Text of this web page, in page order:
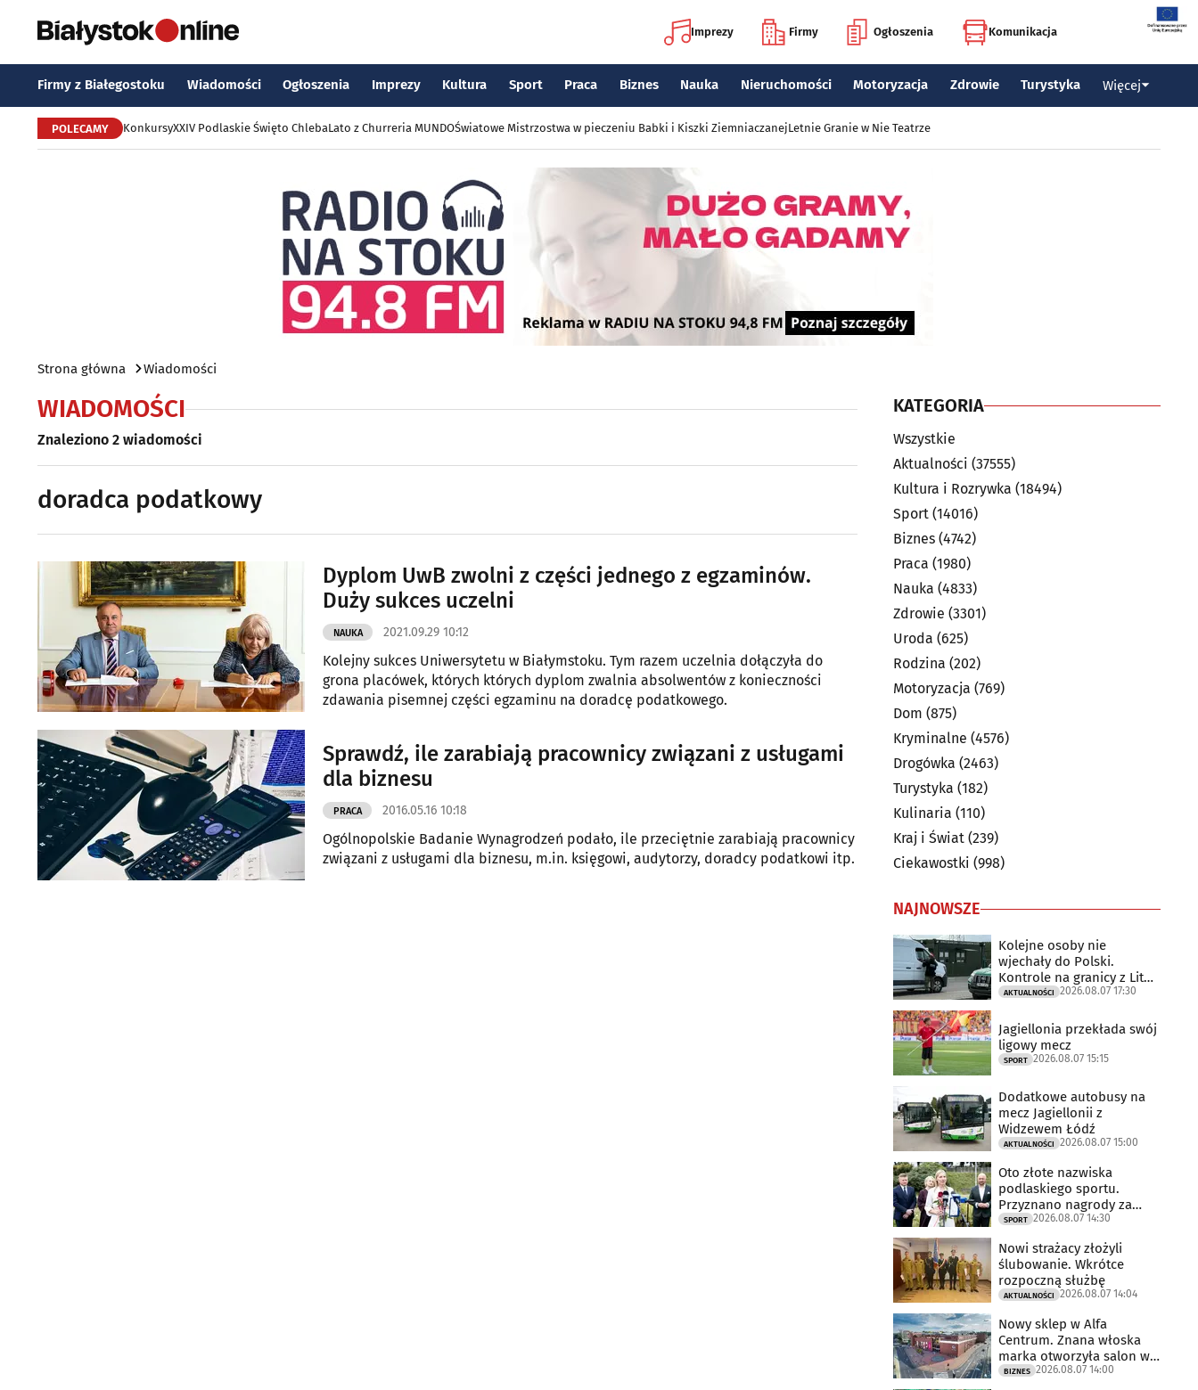
Imprezy Firmy Ogłoszenia Komunikacja
Firmy z Białegostoku Wiadomości Ogłoszenia Imprezy Kultura Sport Praca Biznes Nauka Nieruchomości Motoryzacja Zdrowie Turystyka Więcej
POLECAMY KonkursyXXIV Podlaskie Święto ChlebaLato z Churreria MUNDOŚwiatowe Mistrzostwa w pieczeniu Babki i Kiszki ZiemniaczanejLetnie Granie w Nie Teatrze
Strona główna Wiadomości
WIADOMOŚCI
Znaleziono 2 wiadomości
doradca podatkowy
Dyplom UwB zwolni z części jednego z egzaminów.
Duży sukces uczelni
NAUKA 2021.09.29 10:12
Kolejny sukces Uniwersytetu w Białymstoku. Tym razem uczelnia dołączyła do
grona placówek, których których dyplom zwalnia absolwentów z konieczności
zdawania pisemnej części egzaminu na doradcę podatkowego.
Sprawdź, ile zarabiają pracownicy związani z usługami
dla biznesu
PRACA 2016.05.16 10:18
Ogólnopolskie Badanie Wynagrodzeń podało, ile przeciętnie zarabiają pracownicy
związani z usługami dla biznesu, m.in. księgowi, audytorzy, doradcy podatkowi itp.
KATEGORIA
Wszystkie
Aktualności (37555)
Kultura i Rozrywka (18494)
Sport (14016)
Biznes (4742)
Praca (1980)
Nauka (4833)
Zdrowie (3301)
Uroda (625)
Rodzina (202)
Motoryzacja (769)
Dom (875)
Kryminalne (4576)
Drogówka (2463)
Turystyka (182)
Kulinaria (110)
Kraj i Świat (239)
Ciekawostki (998)
NAJNOWSZE
Kolejne osoby nie
wjechały do Polski.
Kontrole na granicy z Litwą
trwają
AKTUALNOŚCI 2026.08.07 17:30
Jagiellonia przekłada swój
ligowy mecz
SPORT 2026.08.07 15:15
Dodatkowe autobusy na
mecz Jagiellonii z
Widzewem Łódź
AKTUALNOŚCI 2026.08.07 15:00
Oto złote nazwiska
podlaskiego sportu.
Przyznano nagrody za
2025 rok
SPORT 2026.08.07 14:30
Nowi strażacy złożyli
ślubowanie. Wkrótce
rozpoczną służbę
AKTUALNOŚCI 2026.08.07 14:04
Nowy sklep w Alfa
Centrum. Znana włoska
marka otworzyła salon w
Białymstoku
BIZNES 2026.08.07 14:00